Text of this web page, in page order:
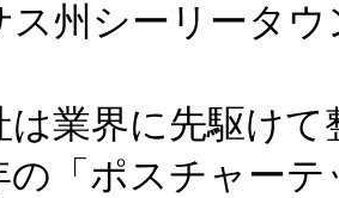
州シーリータウ
は業界に先駆け
の「ポスチャー